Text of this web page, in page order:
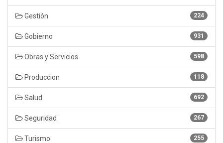
224
Gestión
931
Gobierno
598
Obras y Servicios
118
Produccion
692
Salud
267
Seguridad
255
Turismo